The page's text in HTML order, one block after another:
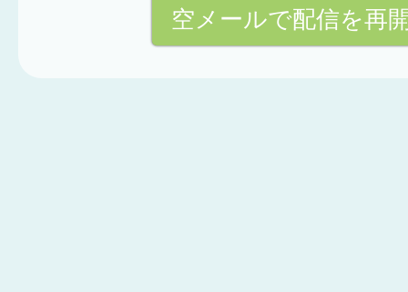
空メールで配信を再